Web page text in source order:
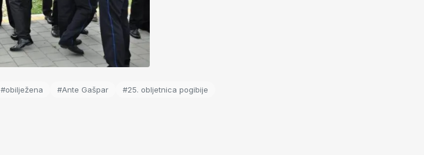
#obilježena #Ante Gašpar
#25. obljetnica pogibije